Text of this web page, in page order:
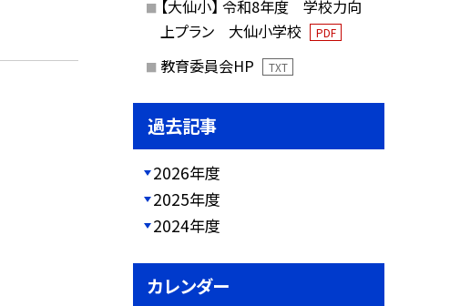
【大仙小】 令和8年度 学校力向
上プラン 大仙小学校
PDF
教育委員会HP TXT
過去記事
2026年度
2025年度
2024年度
カレンダー